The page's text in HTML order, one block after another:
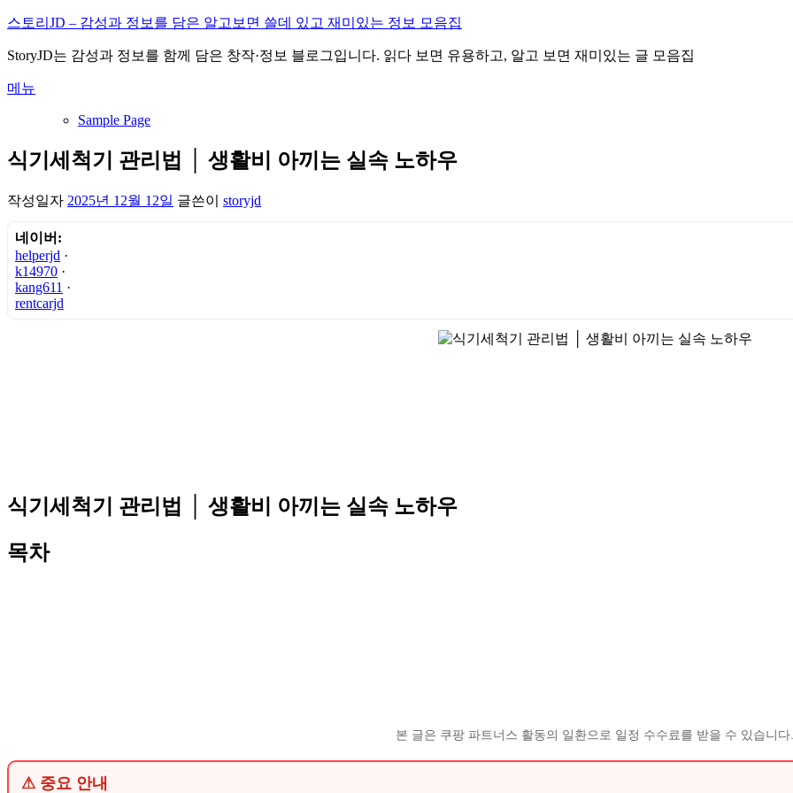
내
으
바
기
스토리JD – 감성과 정보를 담은 알고보면 쓸데 있고 재미있는 정보 모음집
StoryJD는 감성과 정보를 함께 담은 창작·정보 블로그입니다. 읽다 보면 유용하고, 알고 보면 재미있는 글 모음집
메뉴
Sample Page
식기세척기 관리법 │ 생활비 아끼는 실속 노하우
작성일자 2025년 12월 12일 글쓴이 storyjd
네이버:
helperjd ·
k14970 ·
kang611 ·
rentcarjd
식기세척기 관리법 │ 생활비 아끼는 실속 노하우
목차
본 글은 쿠팡 파트너스 활동의 일환으로 일정 수수료를 받을 수 있습니다.
⚠ 중요 안내